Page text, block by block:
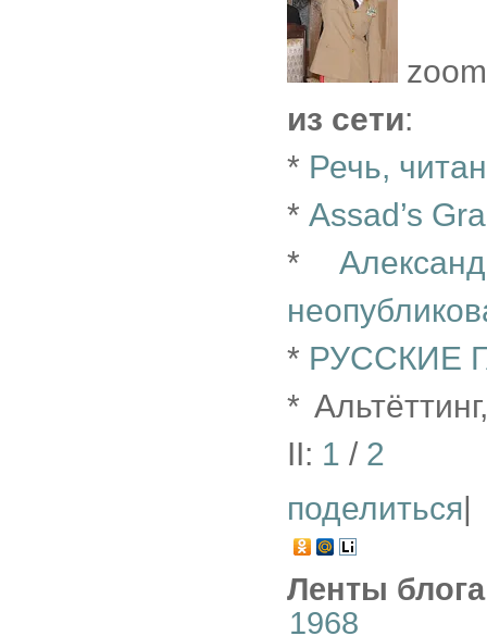
zoom
из сети:
* Речь,
* Assad’s
*
* РУССКИЕ
*
II: 1 / 2
поделиться|
Ленты
1968